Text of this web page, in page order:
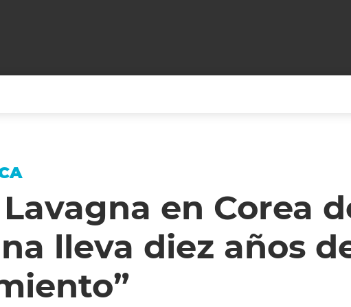
ARGENTINA
UN CAMBIO
ENTROMETIDOS EN LA TELE
MODO FONTEVECCHIA
PERIODISMO PURO
REPERFILAR
FIESTAS ARGENTINAS
BELLEZA FASHION
FULL FACE TV
en Corea
lleva diez años